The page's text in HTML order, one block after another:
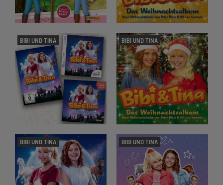
BIBI UND TINA BIBI UND TINA
BIBI UND TINA BIBI UND TINA